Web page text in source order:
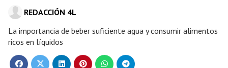
La importancia de beber suficiente agua y consumir alimentos
ricos en líquidos
REDACCIÓN 4L